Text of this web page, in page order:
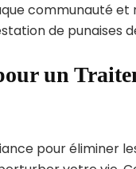
communauté
de punaises
un
pour éliminer